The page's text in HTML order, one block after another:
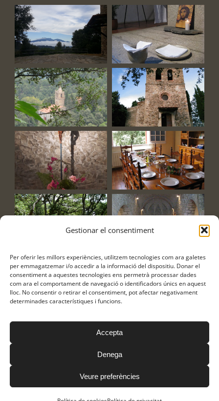
Gestionar el consentiment
Per oferir les millors experiències, utilitzem tecnologies com ara galetes
per emmagatzemar i/o accedir a la informació del dispositiu. Donar el
consentiment a aquestes tecnologies ens permetrà processar dades
com ara el comportament de navegació o identificadors únics en aquest
lloc. No consentir o retirar el consentiment, pot afectar negativament
determinades característiques i funcions.
Accepta
Denega
Veure preferències
Frares Franciscans Caputxins © Copyright
Avís Legal|Política de cookies
FacebookInstagramYouTube